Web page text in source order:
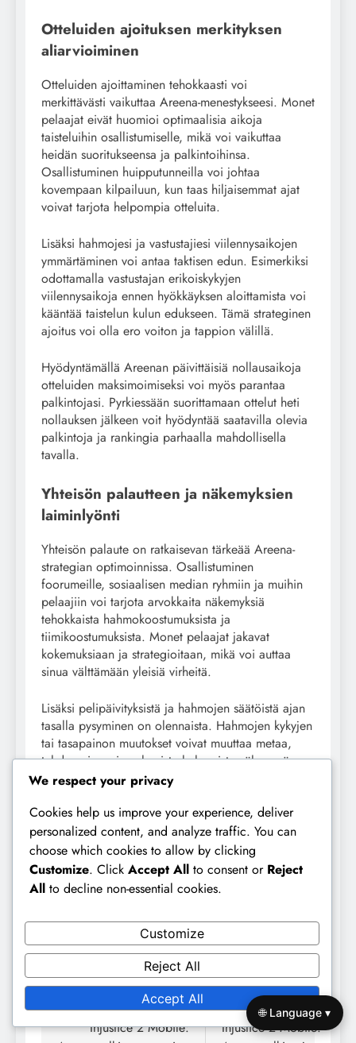
Otteluiden ajoituksen merkityksen
aliarvioiminen
Otteluiden ajoittaminen tehokkaasti voi
merkittävästi vaikuttaa Areena-menestykseesi. Monet
pelaajat eivät huomioi optimaalisia aikoja
taisteluihin osallistumiselle, mikä voi vaikuttaa
heidän suoritukseensa ja palkintoihinsa.
Osallistuminen huipputunneilla voi johtaa
kovempaan kilpailuun, kun taas hiljaisemmat ajat
voivat tarjota helpompia otteluita.
Lisäksi hahmojesi ja vastustajiesi viilennysaikojen
ymmärtäminen voi antaa taktisen edun. Esimerkiksi
odottamalla vastustajan erikoiskykyjen
viilennysaikoja ennen hyökkäyksen aloittamista voi
kääntää taistelun kulun edukseen. Tämä strateginen
ajoitus voi olla ero voiton ja tappion välillä.
Hyödyntämällä Areenan päivittäisiä nollausaikoja
otteluiden maksimoimiseksi voi myös parantaa
palkintojasi. Pyrkiessään suorittamaan ottelut heti
nollauksen jälkeen voit hyödyntää saatavilla olevia
palkintoja ja rankingia parhaalla mahdollisella
tavalla.
Yhteisön palautteen ja näkemyksien
laiminlyönti
Yhteisön palaute on ratkaisevan tärkeää Areena-
strategian optimoinnissa. Osallistuminen
foorumeille, sosiaalisen median ryhmiin ja muihin
pelaajiin voi tarjota arvokkaita näkemyksiä
tehokkaista hahmokoostumuksista ja
tiimikoostumuksista. Monet pelaajat jakavat
kokemuksiaan ja strategioitaan, mikä voi auttaa
sinua välttämään yleisiä virheitä.
Lisäksi pelipäivityksistä ja hahmojen säätöistä ajan
tasalla pysyminen on olennaista. Hahmojen kykyjen
tai tasapainon muutokset voivat muuttaa metaa,
tehden aiemmin vahvoista hahmoista vähemmän
tehokkaita. Yhteisön keskustelujen säännöllinen
muutoksista ja auttaa sinua sopeuttamaan
strategiaasi sen mukaan.
Viimeiseksi, harkitse osallistumista
yhteisötapahtumiin tai haasteisiin. Nämä voivat
vastustajia vastaan ja oppia muiden strategioista,
mikä edelleen parantaa Areena-suorituskykyäsi.
navigation
Previous:
Injustice 2 Mobile:
Next:
Injustice 2 Mobile:
We respect your privacy
Cookies help us improve your experience, deliver
personalized content, and analyze traffic. You can
choose which cookies to allow by clicking
Customize. Click Accept All to consent or Reject
All to decline non-essential cookies.
Customize
Reject All
Accept All
🌐 Language ▾